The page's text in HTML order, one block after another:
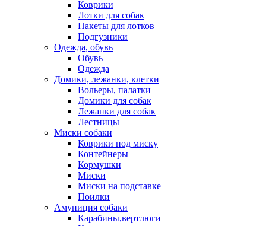
Коврики
Лотки для собак
Пакеты для лотков
Подгузники
Одежда, обувь
Обувь
Одежда
Домики, лежанки, клетки
Вольеры, палатки
Домики для собак
Лежанки для собак
Лестницы
Миски собаки
Коврики под миску
Контейнеры
Кормушки
Миски
Миски на подставке
Поилки
Амуниция собаки
Карабины,вертлюги